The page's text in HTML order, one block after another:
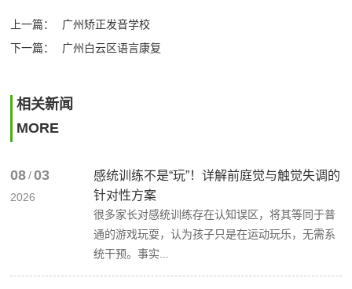
上一篇：
广州矫正发音学校
下一篇：
广州白云区语言康复
相关新闻
MORE
08 / 03
2026
感统训练不是“玩”！详解前庭觉与触觉失调的
针对性方案
很多家长对感统训练存在认知误区，将其等同于普
通的游戏玩耍，认为孩子只是在运动玩乐，无需系
统干预。事实...